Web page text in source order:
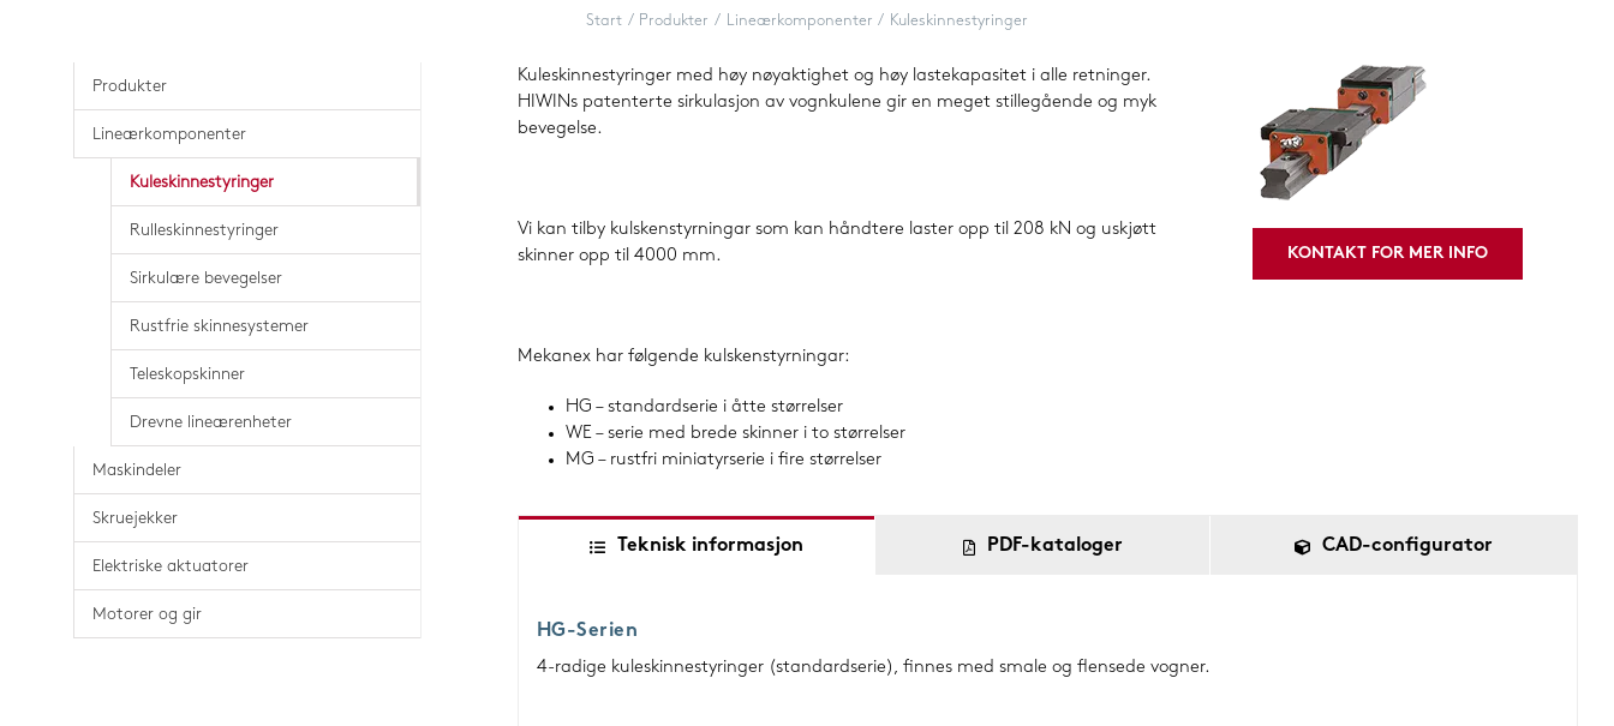
Maskinføtter
Tannremsdrifter
Splineaksler og muffer
Start Produkter Lineærkomponenter Kuleskinnestyringer
Kuleskinnestyringer med høy nøyaktighet og høy lastekapasitet i alle retninger.
HIWINs patenterte sirkulasjon av vognkulene gir en meget stillegående og myk
bevegelse.
Vi kan tilby kulskenstyrningar som kan håndtere laster opp til 208 kN og uskjøtt
skinner opp til 4000 mm.
Mekanex har følgende kulskenstyrningar:
HG – standardserie i åtte størrelser
WE – serie med brede skinner i to størrelser
MG – rustfri miniatyrserie i fire størrelser
KONTAKT FOR MER INFO
Teknisk informasjon PDF-kataloger CAD-configurator
HG-Serien
4-radige kuleskinnestyringer (standardserie), finnes med smale og flensede vogner.
Produkter
Lineærkomponenter
Kuleskinnestyringer
Rulleskinnestyringer
Sirkulære bevegelser
Rustfrie skinnesystemer
Teleskopskinner
Drevne lineærenheter
Maskindeler
Skruejekker
Elektriske aktuatorer
Motorer og gir